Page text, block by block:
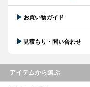
お買い物ガイド
見積もり・問い合わせ
アイテムから選ぶ